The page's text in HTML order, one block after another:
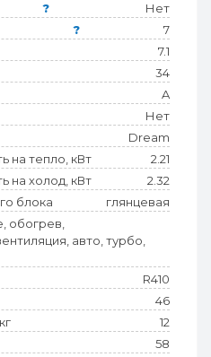
?
Нет
?
7
7.1
34
A
Нет
Dream
на тепло, кВт
2.21
на холод, кВт
2.32
блока
глянцевая
обогрев,
авто, турбо,
R410
46
12
58